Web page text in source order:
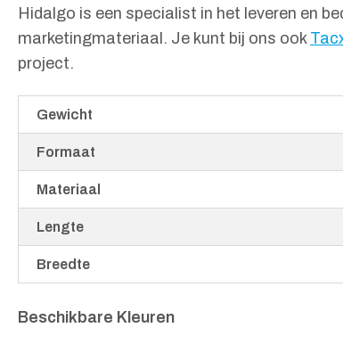
Hidalgo is een specialist in het leveren en
marketingmateriaal. Je kunt bij ons ook
project.
Gewicht
Formaat
Materiaal
Lengte
Breedte
Beschikbare Kleuren